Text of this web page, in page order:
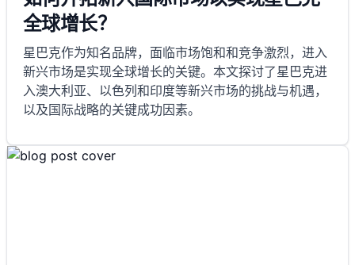
全球增长？
星巴克作为知名品牌，面临市场饱和和竞争激烈，进入
新兴市场是实现全球增长的关键。本文探讨了星巴克进
入澳大利亚、以色列和印度等新兴市场的挑战与机遇，
以及国际战略的关键成功因素。